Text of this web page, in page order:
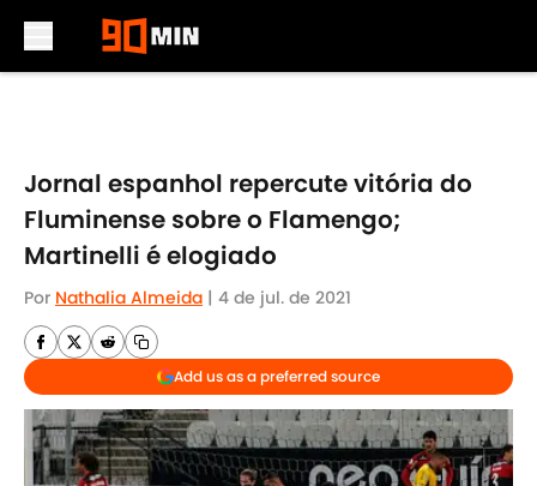
Jornal espanhol repercute vitória do
Fluminense sobre o Flamengo;
Martinelli é elogiado
Por Nathalia Almeida | 4 de jul. de 2021
Add us as a preferred source